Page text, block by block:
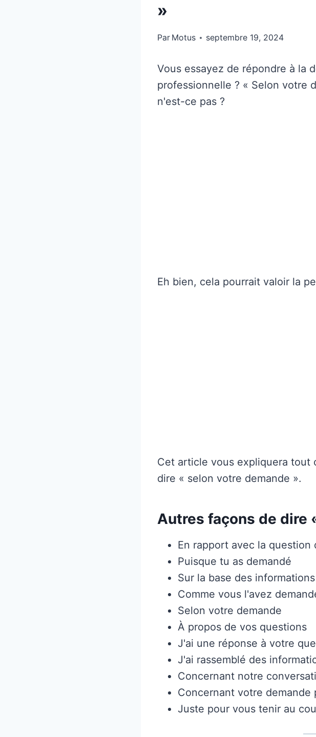
»
Par Motus septembre 19, 2024
Vous essayez de répondre à la
professionnelle ? « Selon votre
n'est-ce pas ?
Eh bien, cela pourrait valoir la
Cet article vous expliquera tout
dire « selon votre demande ».
Autres façons de dire
En rapport avec la question
Puisque tu as demandé
Sur la base des
Comme vous l'avez
Selon votre demande
À propos de vos questions
J'ai une réponse à votre
J'ai rassemblé des
Concernant notre
Concernant votre demande
Juste pour vous tenir au